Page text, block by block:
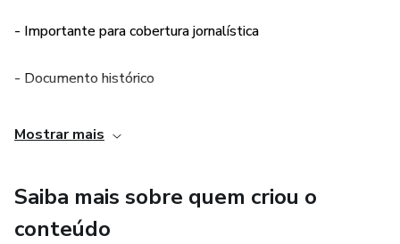
- Importante para cobertura jornalística
- Documento histórico
Mostrar mais
Saiba mais sobre quem criou o
conteúdo